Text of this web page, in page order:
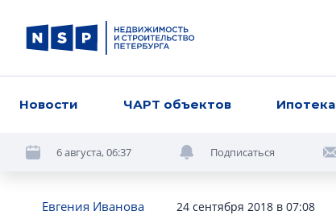
Новости ЧАРТ объектов Ипотека
6 августа, 06:37 Подписаться
Евгения Иванова 24 сентября 2018 в 07:08